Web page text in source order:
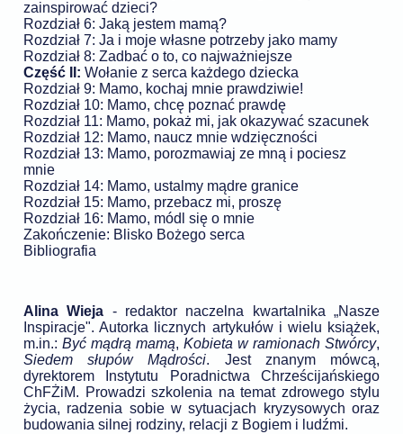
zainspirować dzieci?
Rozdział 6: Jaką jestem mamą?
Rozdział 7: Ja i moje własne potrzeby jako mamy
Rozdział 8: Zadbać o to, co najważniejsze
Część II: Wołanie z serca każdego dziecka
Rozdział 9: Mamo, kochaj mnie prawdziwie!
Rozdział 10: Mamo, chcę poznać prawdę
Rozdział 11: Mamo, pokaż mi, jak okazywać szacunek
Rozdział 12: Mamo, naucz mnie wdzięczności
Rozdział 13: Mamo, porozmawiaj ze mną i pociesz
mnie
Rozdział 14: Mamo, ustalmy mądre granice
Rozdział 15: Mamo, przebacz mi, proszę
Rozdział 16: Mamo, módl się o mnie
Zakończenie: Blisko Bożego serca
Bibliografia
Alina Wieja - redaktor naczelna kwartalnika „Nasze
Inspiracje". Autorka licznych artykułów i wielu książek,
m.in.: Być mądrą mamą, Kobieta w ramionach Stwórcy,
Siedem słupów Mądrości. Jest znanym mówcą,
dyrektorem Instytutu Poradnictwa Chrześcijańskiego
ChFŻiM. Prowadzi szkolenia na temat zdrowego stylu
życia, radzenia sobie w sytuacjach kryzysowych oraz
budowania silnej rodziny, relacji z Bogiem i ludźmi.